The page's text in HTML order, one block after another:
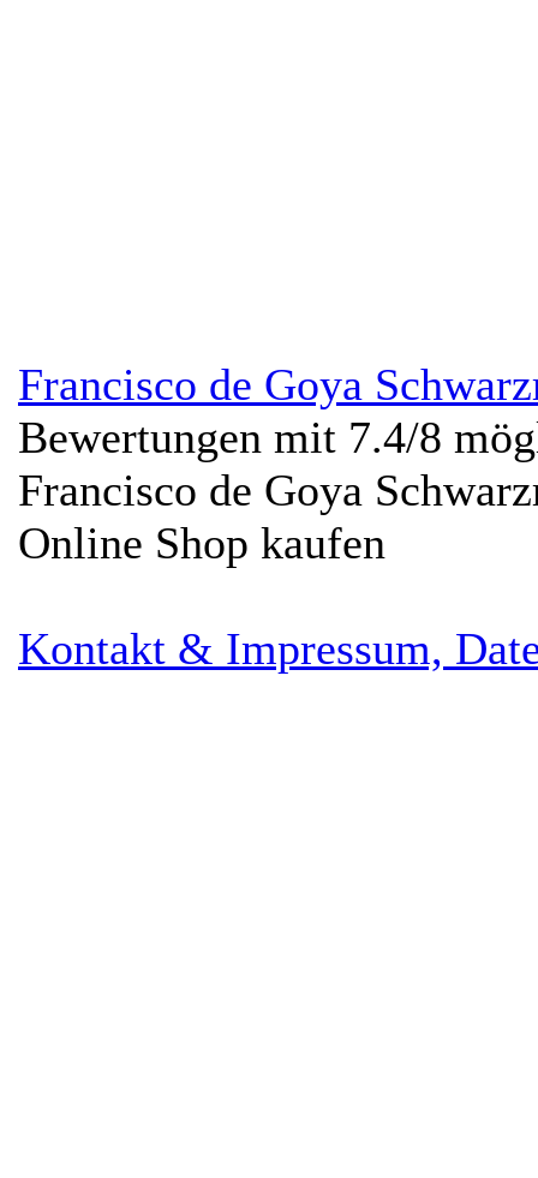
Francisco de Goya
Bewertungen mit 7.4/8
Francisco de Goya
Online Shop kaufen
Kontakt & Impressum,